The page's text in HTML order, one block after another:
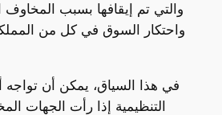
والتي تم إيقافها بسبب المخاوف
واحتكار السوق في كل من
في هذا السياق، يمكن أن
التنظيمية إذا رأت الجهات